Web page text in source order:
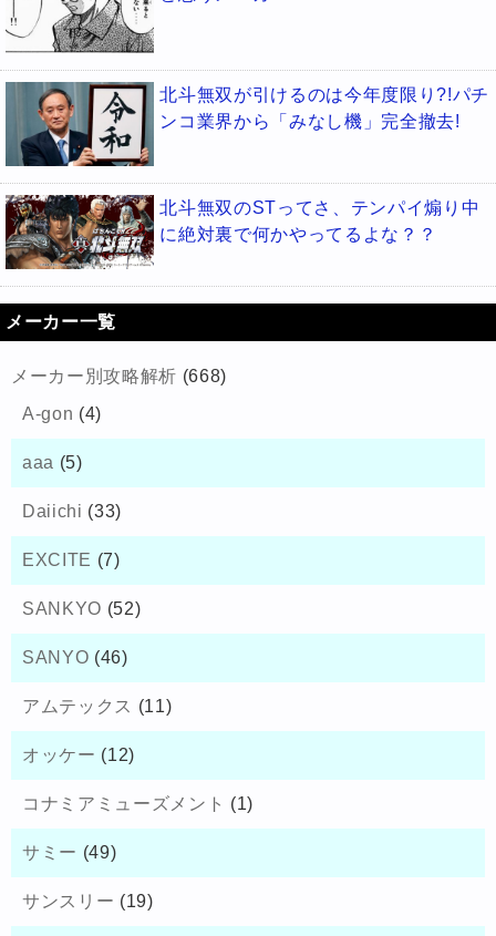
北斗無双が引けるのは今年度限り?!パチ
ンコ業界から「みなし機」完全撤去!
北斗無双のSTってさ、テンパイ煽り中
に絶対裏で何かやってるよな？？
メーカー一覧
メーカー別攻略解析 (668)
A-gon (4)
aaa (5)
Daiichi (33)
EXCITE (7)
SANKYO (52)
SANYO (46)
アムテックス (11)
オッケー (12)
コナミアミューズメント (1)
サミー (49)
サンスリー (19)